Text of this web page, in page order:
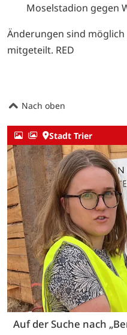
Moselstadion gegen
Änderungen sind
mitgeteilt. RED
Nach oben
Stadt Trier
Auf der Suche nach